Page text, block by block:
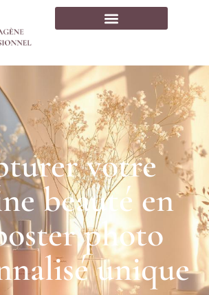
votre
beauté en
photo
unique